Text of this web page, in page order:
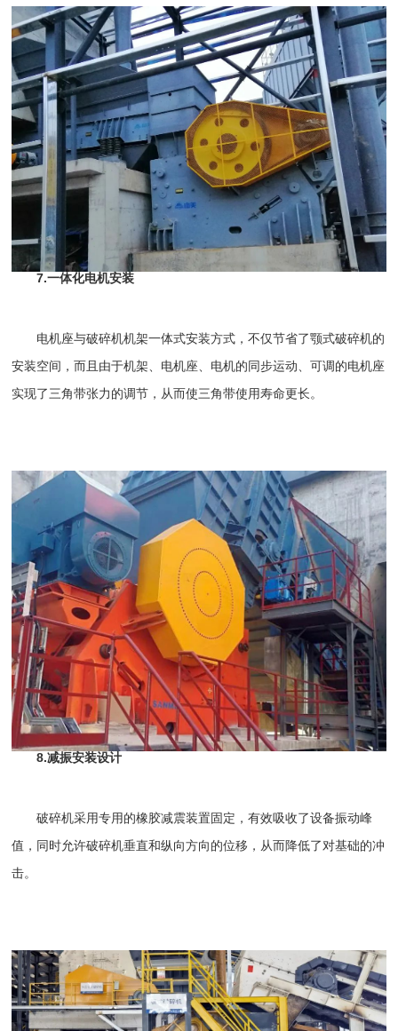
7.一体化电机安装
电机座与破碎机机架一体式安装方式，不仅节省了颚式破碎机的
安装空间，而且由于机架、电机座、电机的同步运动、可调的电机座
实现了三角带张力的调节，从而使三角带使用寿命更长。
8.减振安装设计
破碎机采用专用的橡胶减震装置固定，有效吸收了设备振动峰
值，同时允许破碎机垂直和纵向方向的位移，从而降低了对基础的冲
击。